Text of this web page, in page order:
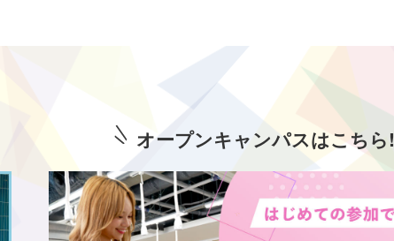
オープンキャンパスはこちら!